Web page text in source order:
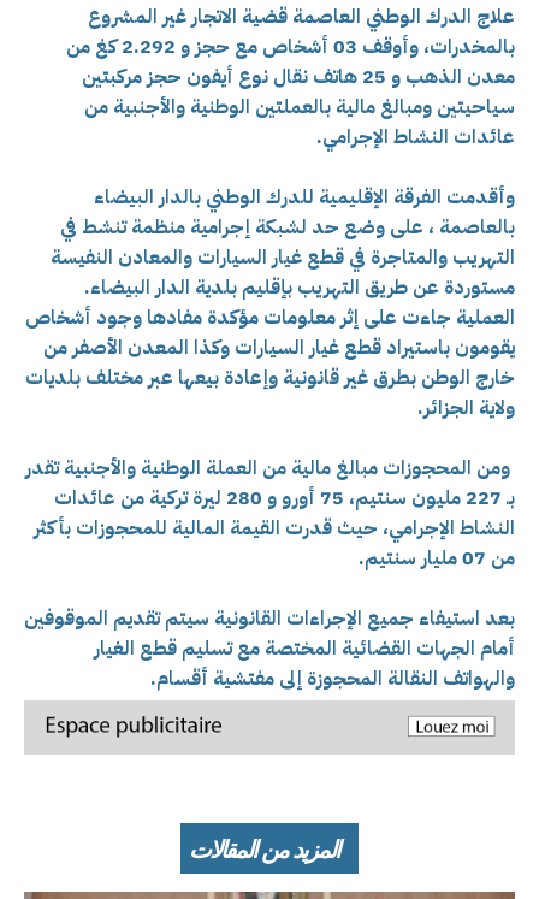
علاج الدرك الوطني العاصمة قضية الاتجار غير المشروع
بالمخدرات، وأوقف
03 أشخاص مع حجز و 2.292 كغ من
معدن الذهب و 25 هاتف نقال نوع أيفون حجز مركبتين
سياحيتين ومبالغ مالية بالعملتين الوطنية والأجنبية من
عائدات النشاط الإجرامي.
وأقدمت الفرقة الإقليمية للدرك الوطني بالدار البيضاء
بالعاصمة ، على وضع حد لشبكة إجرامية منظمة تنشط في
التهريب والمتاجرة في قطع غيار السيارات والمعادن النفيسة
مستوردة عن طريق التهريب بإقليم بلدية الدار البيضاء.
العملية جاءت على إثر معلومات مؤكدة مفادها وجود أشخاص
يقومون باستيراد قطع غيار السيارات وكذا المعدن الأصفر من
خارج الوطن بطرق غير قانونية وإعادة بيعها عبر مختلف بلديات
ولاية الجزائر.
ومن المحجوزات مبالغ مالية من العملة الوطنية والأجنبية تقدر
بـ 227 مليون سنتيم، 75 أورو و 280 ليرة تركية من عائدات
النشاط الإجرامي، حيث قدرت القيمة المالية للمحجوزات بأكثر
من 07 مليار سنتيم.
بعد استيفاء جميع الإجراءات القانونية سيتم تقديم الموقوفين
أمام الجهات القضائية المختصة مع تسليم قطع الغيار
والهواتف النقالة المحجوزة إلى مفتشية أقسام.
المزيد من المقالات